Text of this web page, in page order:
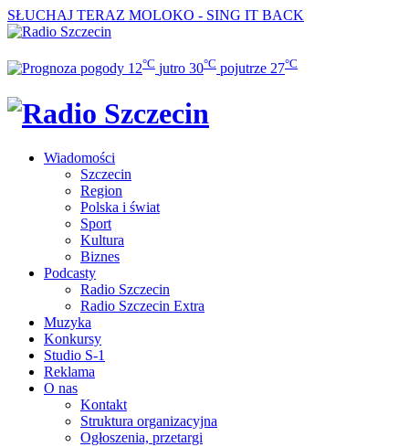
SŁUCHAJ TERAZ MOLOKO - SING IT BACK
12°C jutro 30°C pojutrze 27°C
Wiadomości
Szczecin
Region
Polska i świat
Sport
Kultura
Biznes
Podcasty
Radio Szczecin
Radio Szczecin Extra
Muzyka
Konkursy
Studio S-1
Reklama
O nas
Kontakt
Struktura organizacyjna
Ogłoszenia, przetargi